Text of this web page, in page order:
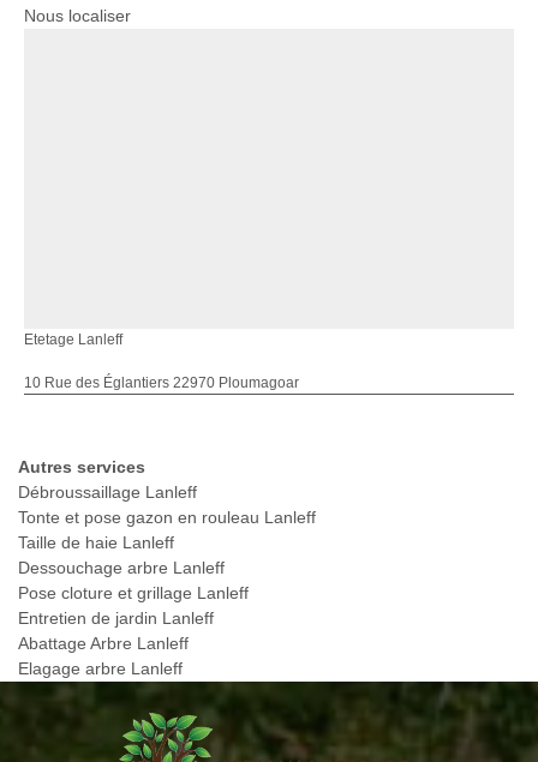
Nous localiser
Etetage Lanleff
10 Rue des Églantiers 22970 Ploumagoar
Autres services
Débroussaillage Lanleff
Tonte et pose gazon en rouleau Lanleff
Taille de haie Lanleff
Dessouchage arbre Lanleff
Pose cloture et grillage Lanleff
Entretien de jardin Lanleff
Abattage Arbre Lanleff
Elagage arbre Lanleff